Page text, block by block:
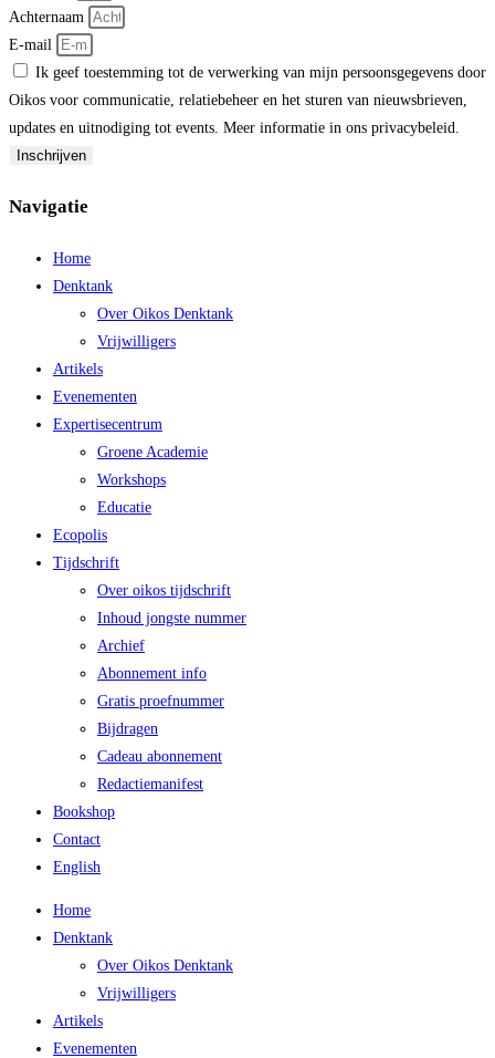
Achternaam
E-mail
Ik geef toestemming tot de verwerking van mijn persoonsgegevens door
Oikos voor communicatie, relatiebeheer en het sturen van nieuwsbrieven,
updates en uitnodiging tot events. Meer informatie in ons privacybeleid.
Inschrijven
Navigatie
Home
Denktank
Over Oikos Denktank
Vrijwilligers
Artikels
Evenementen
Expertisecentrum
Groene Academie
Workshops
Educatie
Ecopolis
Tijdschrift
Over oikos tijdschrift
Inhoud jongste nummer
Archief
Abonnement info
Gratis proefnummer
Bijdragen
Cadeau abonnement
Redactiemanifest
Bookshop
Contact
English
Home
Denktank
Over Oikos Denktank
Vrijwilligers
Artikels
Evenementen